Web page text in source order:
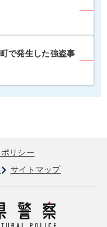
で発生した強盗事
リシー
サイトマップ